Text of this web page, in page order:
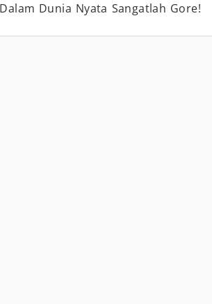
Dunia Nyata Sangatlah Gore!